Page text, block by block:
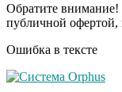
Обратите
публичной офертой,
Ошибка в тексте